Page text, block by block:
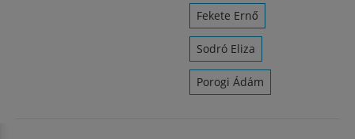
Fekete Ernő
Sodró Eliza
Porogi Ádám